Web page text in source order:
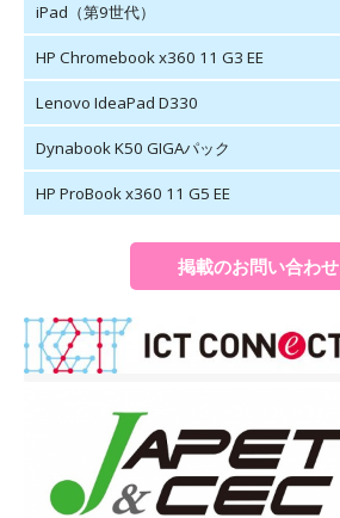
iPad（第9世代）
HP Chromebook x360 11 G3 EE
Lenovo IdeaPad D330
Dynabook K50 GIGAパック
HP ProBook x360 11 G5 EE
掲載のお問い合わせ